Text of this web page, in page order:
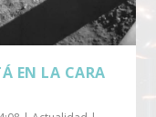
EN LA CARA